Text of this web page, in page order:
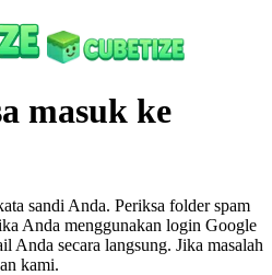
masuk ke
sandi Anda. Periksa folder spam
Anda menggunakan login Google
Anda secara langsung. Jika masalah
kami.